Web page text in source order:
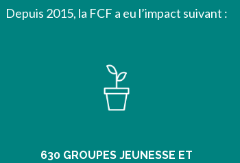
Depuis 2015, la FCF a eu l’impact suivant :
630 GROUPES JEUNESSE ET